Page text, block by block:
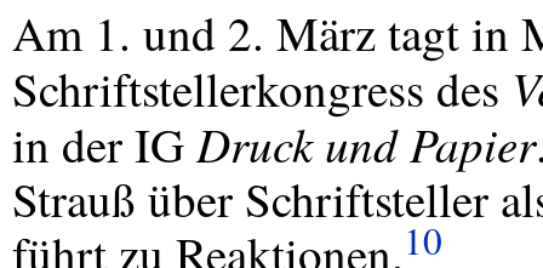
Am 1. und 2. März tagt in
Schriftstellerkongress des
in der IGDruck und Papier
Strauß über Schriftsteller
führt zu Reaktionen.10